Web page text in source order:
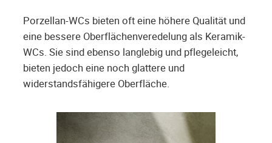
Porzellan-WCs bieten oft eine höhere Qualität und
eine bessere Oberflächenveredelung als Keramik-
WCs. Sie sind ebenso langlebig und pflegeleicht,
bieten jedoch eine noch glattere und
widerstandsfähigere Oberfläche.